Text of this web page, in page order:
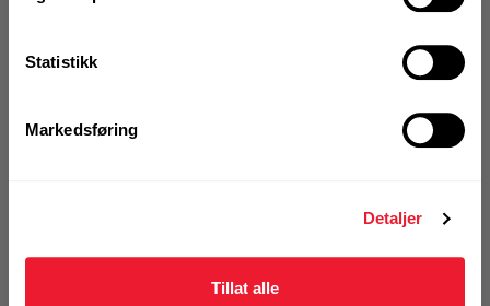
Statistikk
Markedsføring
Detaljer
Tillat alle
Art.nr. 72408287
5-30 ELF